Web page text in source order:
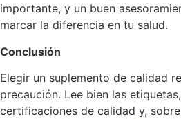
importante, y un buen
marcar la diferencia en tu salud.
Conclusión
Elegir un suplemento de calidad
precaución. Lee bien las
certificaciones de calidad y,